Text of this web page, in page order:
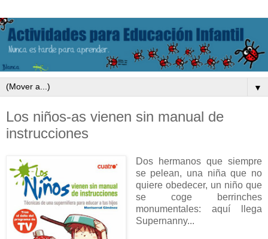
▼
Los niños-as vienen sin manual de
instrucciones
Dos hermanos que siempre
se pelean, una niña que no
quiere obedecer, un niño que
se coge berrinches
monumentales: aquí llega
Supernanny...